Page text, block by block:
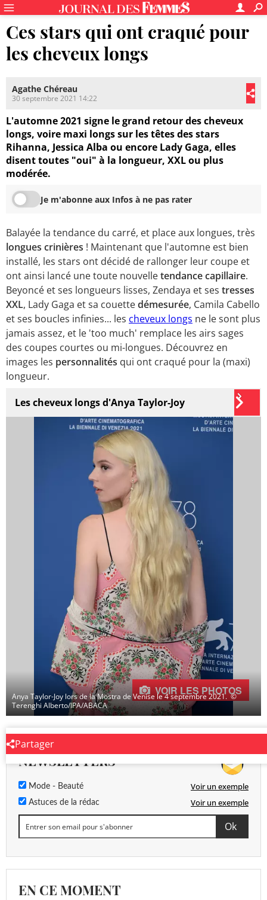
Ces stars qui ont craqué pour
les cheveux longs
Agathe Chéreau
30 septembre 2021 14:22
L'automne 2021 signe le grand retour des cheveux
longs, voire maxi longs sur les têtes des stars
Rihanna, Jessica Alba ou encore Lady Gaga, elles
disent toutes "oui" à la longueur, XXL ou plus
modérée.
Je m'abonne aux Infos à ne pas rater
Balayée la tendance du carré, et place aux longues, très
longues crinières ! Maintenant que l'automne est bien
installé, les stars ont décidé de rallonger leur coupe et
ont ainsi lancé une toute nouvelletendance capillaire.
Beyoncé et ses longueurs lisses, Zendaya et ses tresses
XXL, Lady Gaga et sa couettedémesurée, Camila Cabello
et ses boucles infinies... les cheveux longs ne le sont plus
jamais assez, et le 'too much' remplace les airs sages
des coupes courtes ou mi-longues. Découvrez en
images les personnalités qui ont craqué pour la (maxi)
longueur.
Les cheveux longs d'Anya Taylor-Joy
VOIR LES PHOTOS
Anya Taylor-Joy lors de la Mostra de Venise le 4 septembre 2021.©
Terenghi Alberto/IPA/ABACA
Partager
NEWSLETTERS
Mode - Beauté Voir un exemple
Astuces de la rédac Voir un exemple
EN CE MOMENT